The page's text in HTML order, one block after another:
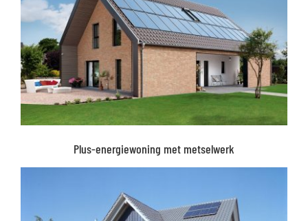
Plus-energiewoning met metselwerk